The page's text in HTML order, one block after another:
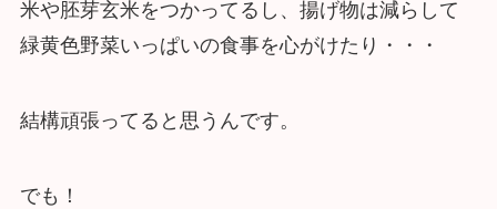
米や胚芽玄米をつかってるし、揚げ物は減らして
緑黄色野菜いっぱいの食事を心がけたり・・・
結構頑張ってると思うんです。
でも！